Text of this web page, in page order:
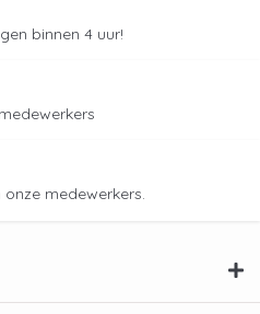
binnen 4 uur!
medewerkers.